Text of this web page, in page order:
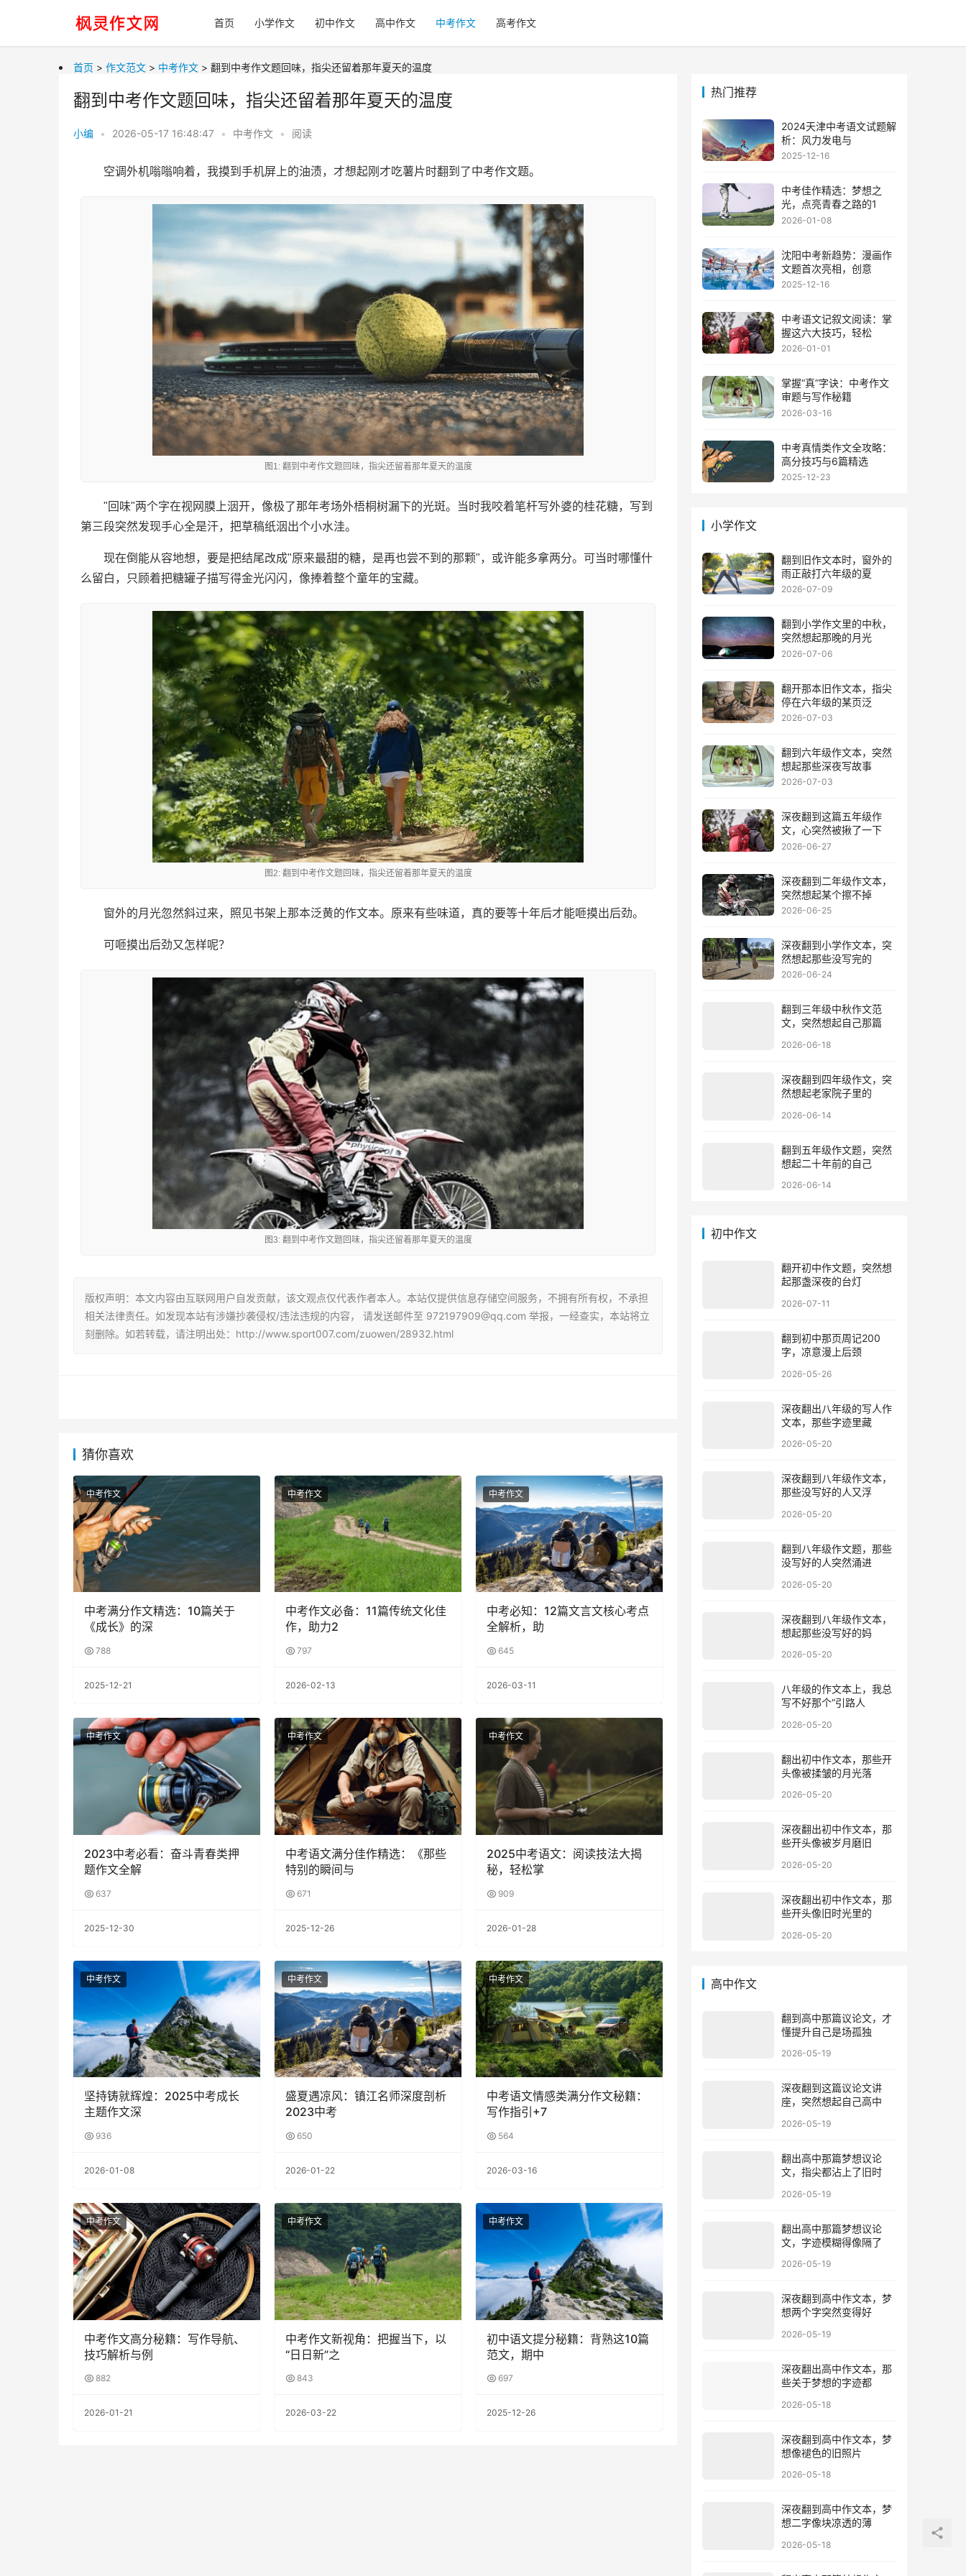
首页 小学作文 初中作文 高中作文 中考作文 高考作文
首页 > 作文范文 > 中考作文 > 翻到中考作文题回味，指尖还留着那年夏天的温度
翻到中考作文题回味，指尖还留着那年夏天的温度
小编 • 2026-05-17 16:48:47 • 中考作文 • 阅读
空调外机嗡嗡响着，我摸到手机屏上的油渍，才想起刚才吃薯片时翻到了中考作文题。
图1: 翻到中考作文题回味，指尖还留着那年夏天的温度
"回味"两个字在视网膜上洇开，像极了那年考场外梧桐树漏下的光斑。当时我咬着笔杆写外婆的桂花糖，写到
第三段突然发现手心全是汗，把草稿纸洇出个小水洼。
现在倒能从容地想，要是把结尾改成"原来最甜的糖，是再也尝不到的那颗"，或许能多拿两分。可当时哪懂什
么留白，只顾着把糖罐子描写得金光闪闪，像捧着整个童年的宝藏。
图2: 翻到中考作文题回味，指尖还留着那年夏天的温度
窗外的月光忽然斜过来，照见书架上那本泛黄的作文本。原来有些味道，真的要等十年后才能咂摸出后劲。
可咂摸出后劲又怎样呢？
图3: 翻到中考作文题回味，指尖还留着那年夏天的温度
版权声明：本文内容由互联网用户自发贡献，该文观点仅代表作者本人。本站仅提供信息存储空间服务，不拥有所有权，不承担
相关法律责任。如发现本站有涉嫌抄袭侵权/违法违规的内容， 请发送邮件至 972197909@qq.com 举报，一经查实，本站将立
刻删除。如若转载，请注明出处：http://www.sport007.com/zuowen/28932.html
猜你喜欢
中考作文
中考满分作文精选：10篇关于
《成长》的深
788
2025-12-21
中考作文
中考作文必备：11篇传统文化佳
作，助力2
797
2026-02-13
中考作文
中考必知：12篇文言文核心考点
全解析，助
645
2026-03-11
中考作文
2023中考必看：奋斗青春类押
题作文全解
637
2025-12-30
中考作文
中考语文满分佳作精选：《那些
特别的瞬间与
671
2025-12-26
中考作文
2025中考语文：阅读技法大揭
秘，轻松掌
909
2026-01-28
中考作文
坚持铸就辉煌：2025中考成长
主题作文深
936
2026-01-08
中考作文
盛夏遇凉风：镇江名师深度剖析
2023中考
650
2026-01-22
中考作文
中考语文情感类满分作文秘籍：
写作指引+7
564
2026-03-16
中考作文
中考作文高分秘籍：写作导航、
技巧解析与例
882
2026-01-21
中考作文
中考作文新视角：把握当下，以
“日日新”之
843
2026-03-22
中考作文
初中语文提分秘籍：背熟这10篇
范文，期中
697
2025-12-26
热门推荐
2024天津中考语文试题解
析：风力发电与
2025-12-16
中考佳作精选：梦想之
光，点亮青春之路的1
2026-01-08
沈阳中考新趋势：漫画作
文题首次亮相，创意
2025-12-16
中考语文记叙文阅读：掌
握这六大技巧，轻松
2026-01-01
掌握“真”字诀：中考作文
审题与写作秘籍
2026-03-16
中考真情类作文全攻略：
高分技巧与6篇精选
2025-12-23
小学作文
翻到旧作文本时，窗外的
雨正敲打六年级的夏
2026-07-09
翻到小学作文里的中秋，
突然想起那晚的月光
2026-07-06
翻开那本旧作文本，指尖
停在六年级的某页泛
2026-07-03
翻到六年级作文本，突然
想起那些深夜写故事
2026-07-03
深夜翻到这篇五年级作
文，心突然被揪了一下
2026-06-27
深夜翻到二年级作文本，
突然想起某个擦不掉
2026-06-25
深夜翻到小学作文本，突
然想起那些没写完的
2026-06-24
翻到三年级中秋作文范
文，突然想起自己那篇
2026-06-18
深夜翻到四年级作文，突
然想起老家院子里的
2026-06-14
翻到五年级作文题，突然
想起二十年前的自己
2026-06-14
初中作文
翻开初中作文题，突然想
起那盏深夜的台灯
2026-07-11
翻到初中那页周记200
字，凉意漫上后颈
2026-05-26
深夜翻出八年级的写人作
文本，那些字迹里藏
2026-05-20
深夜翻到八年级作文本，
那些没写好的人又浮
2026-05-20
翻到八年级作文题，那些
没写好的人突然涌进
2026-05-20
深夜翻到八年级作文本，
想起那些没写好的妈
2026-05-20
八年级的作文本上，我总
写不好那个“引路人
2026-05-20
翻出初中作文本，那些开
头像被揉皱的月光落
2026-05-20
深夜翻出初中作文本，那
些开头像被岁月磨旧
2026-05-20
深夜翻出初中作文本，那
些开头像旧时光里的
2026-05-20
高中作文
翻到高中那篇议论文，才
懂提升自己是场孤独
2026-05-19
深夜翻到这篇议论文讲
座，突然想起自己高中
2026-05-19
翻出高中那篇梦想议论
文，指尖都沾上了旧时
2026-05-19
翻出高中那篇梦想议论
文，字迹模糊得像隔了
2026-05-19
深夜翻到高中作文本，梦
想两个字突然变得好
2026-05-19
深夜翻出高中作文本，那
些关于梦想的字迹都
2026-05-18
深夜翻到高中作文本，梦
想像褪色的旧照片
2026-05-18
深夜翻到高中作文本，梦
想二字像块凉透的薄
2026-05-18